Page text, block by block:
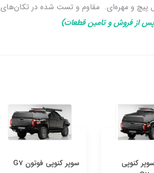
پیچ و مهره‌ای. مقاوم و تست شده در
از فروش و تامین قطعات)
سوپر کنوپی فوتون G7